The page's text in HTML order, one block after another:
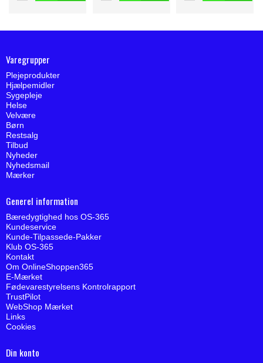
Varegrupper
Plejeprodukter
Hjælpemidler
Sygepleje
Helse
Velvære
Børn
Restsalg
Tilbud
Nyheder
Nyhedsmail
Mærker
Generel information
Bæredygtighed hos OS-365
Kundeservice
Kunde-Tilpassede-Pakker
Klub OS-365
Kontakt
Om OnlineShoppen365
E-Mærket
Fødevarestyrelsens Kontrolrapport
TrustPilot
WebShop Mærket
Links
Cookies
Din konto